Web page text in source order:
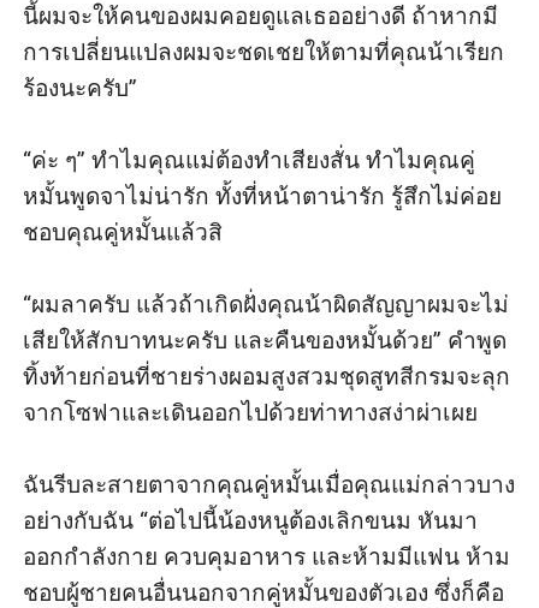
นี้ผมจะให้คนของผมคอยดูแลเธออย่างดี ถ้าหากมี
การเปลี่ยนแปลงผมจะชดเชยให้ตามที่คุณน้าเรียก
ร้องนะครับ”
“ค่ะ ๆ” ทำไมคุณแม่ต้องทำเสียงสั่น ทำไมคุณคู่
หมั้นพูดจาไม่น่ารัก ทั้งที่หน้าตาน่ารัก รู้สึกไม่ค่อย
ชอบคุณคู่หมั้นแล้วสิ
“ผมลาครับ แล้วถ้าเกิดฝั่งคุณน้าผิดสัญญาผมจะไม่
เสียให้สักบาทนะครับ และคืนของหมั้นด้วย” คำพูด
ทิ้งท้ายก่อนที่ชายร่างผอมสูงสวมชุดสูทสีกรมจะลุก
จากโซฟาและเดินออกไปด้วยท่าทางสง่าผ่าเผย
ฉันรีบละสายตาจากคุณคู่หมั้นเมื่อคุณแม่กล่าวบาง
อย่างกับฉัน “ต่อไปนี้น้องหนูต้องเลิกขนม หันมา
ออกกำลังกาย ควบคุมอาหาร และห้ามมีแฟน ห้าม
ชอบผู้ชายคนอื่นนอกจากคู่หมั้นของตัวเอง ซึ่งก็คือ